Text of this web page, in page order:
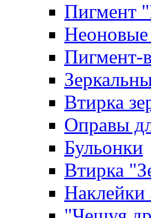
Пигмент-
Втирка
Оправы
Бульонки
Втирка
Наклейки